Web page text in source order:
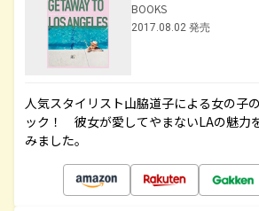
BOOKS
2017.08.02 発売
人気スタイリスト山脇道子による女の子
ック！ 彼女が愛してやまないLAの魅力
みました。